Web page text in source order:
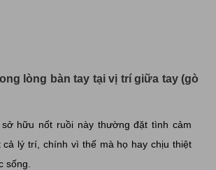
lòng bàn tay tại vị trí giữa tay (gò
hữu nốt ruồi này thường đặt tình cảm
cả lý trí, chính vì thế mà họ hay chịu thiệt
sống.